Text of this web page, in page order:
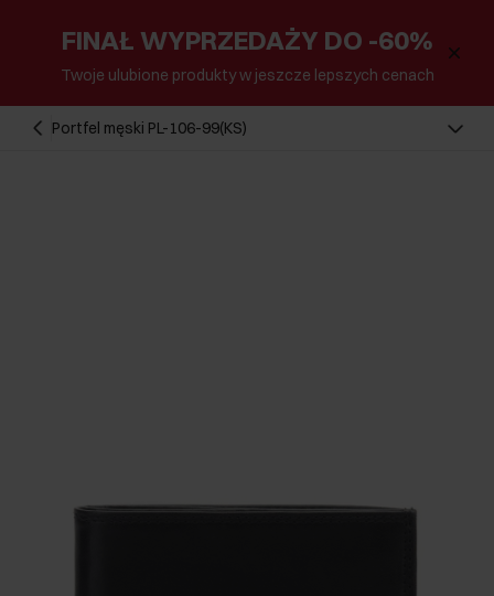
FINAŁ WYPRZEDAŻY DO -60%
Twoje ulubione produkty w jeszcze lepszych cenach
Portfel męski PL-106-99(KS)